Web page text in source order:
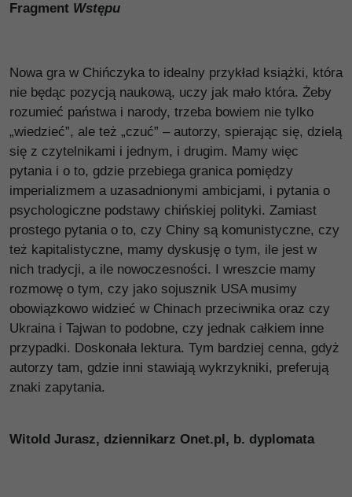
Fragment Wstępu
Nowa gra w Chińczyka to idealny przykład książki, która
nie będąc pozycją naukową, uczy jak mało która. Żeby
rozumieć państwa i narody, trzeba bowiem nie tylko
„wiedzieć”, ale też „czuć” – autorzy, spierając się, dzielą
się z czytelnikami i jednym, i drugim. Mamy więc
pytania i o to, gdzie przebiega granica pomiędzy
imperializmem a uzasadnionymi ambicjami, i pytania o
psychologiczne podstawy chińskiej polityki. Zamiast
prostego pytania o to, czy Chiny są komunistyczne, czy
też kapitalistyczne, mamy dyskusję o tym, ile jest w
nich tradycji, a ile nowoczesności. I wreszcie mamy
rozmowę o tym, czy jako sojusznik USA musimy
obowiązkowo widzieć w Chinach przeciwnika oraz czy
Ukraina i Tajwan to podobne, czy jednak całkiem inne
przypadki. Doskonała lektura. Tym bardziej cenna, gdyż
autorzy tam, gdzie inni stawiają wykrzykniki, preferują
znaki zapytania.
Witold Jurasz, dziennikarz Onet.pl, b. dyplomata